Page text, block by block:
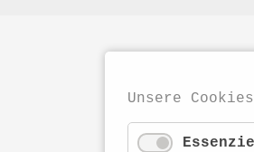
Unsere Cookies